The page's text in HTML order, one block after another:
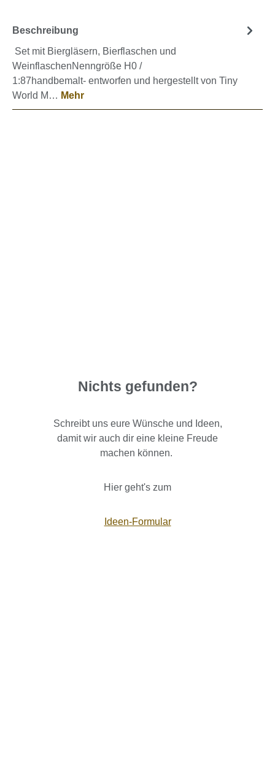
Beschreibung
Set mit Biergläsern, Bierflaschen und
WeinflaschenNenngröße H0 /
1:87handbemalt- entworfen und hergestellt von Tiny
World M… Mehr
Nichts gefunden?
Schreibt uns eure Wünsche und Ideen,
damit wir auch dir eine kleine Freude
machen können.
Hier geht's zum
Ideen-Formular